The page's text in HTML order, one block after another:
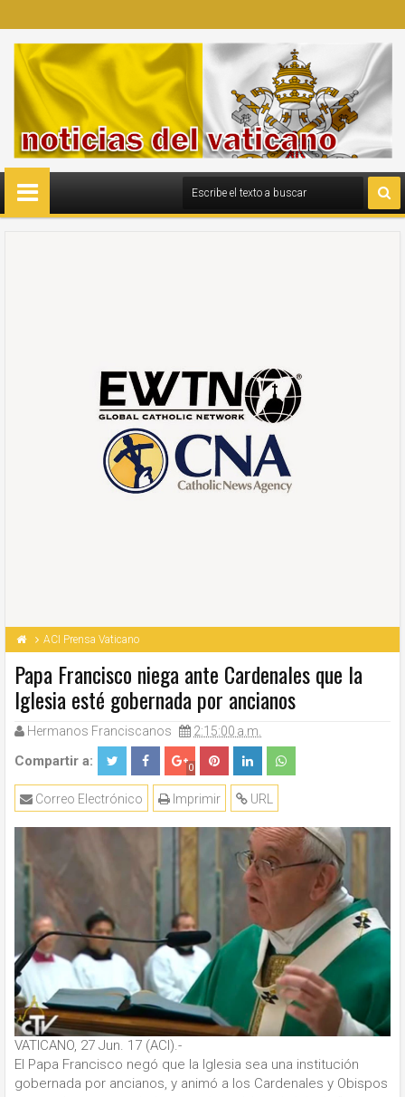
ACI Prensa Vaticano
Papa Francisco niega ante Cardenales que la
Iglesia esté gobernada por ancianos
Hermanos Franciscanos 2:15:00 a.m.
Compartir a: 0
URL
Imprimir
Correo Electrónico
VATICANO, 27 Jun. 17 (ACI).-
El Papa Francisco negó que la Iglesia sea una institución
gobernada por ancianos, y animó a los Cardenales y Obispos